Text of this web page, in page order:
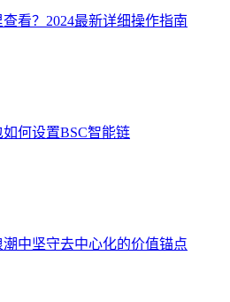
看？2024最新详细操作指南
何设置BSC智能链
潮中坚守去中心化的价值锚点